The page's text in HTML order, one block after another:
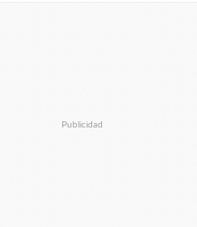
Publicidad